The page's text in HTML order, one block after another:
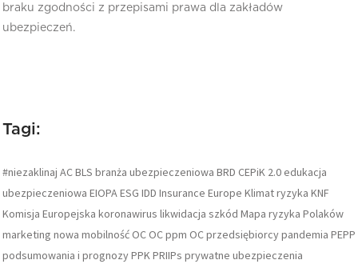
braku zgodności z przepisami prawa dla zakładów
ubezpieczeń.
Tagi:
#niezaklinaj ACBLS branża ubezpieczeniowa BRD CEPiK 2.0 edukacja
ubezpieczeniowa EIOPAESG IDD Insurance Europe Klimat ryzyka KNF
Komisja Europejska koronawirus likwidacja szkód Mapa ryzyka Polaków
marketing nowa mobilność OC OC ppm OC przedsiębiorcypandemia PEPP
podsumowania i prognozyPPKPRIIPs prywatne ubezpieczenia